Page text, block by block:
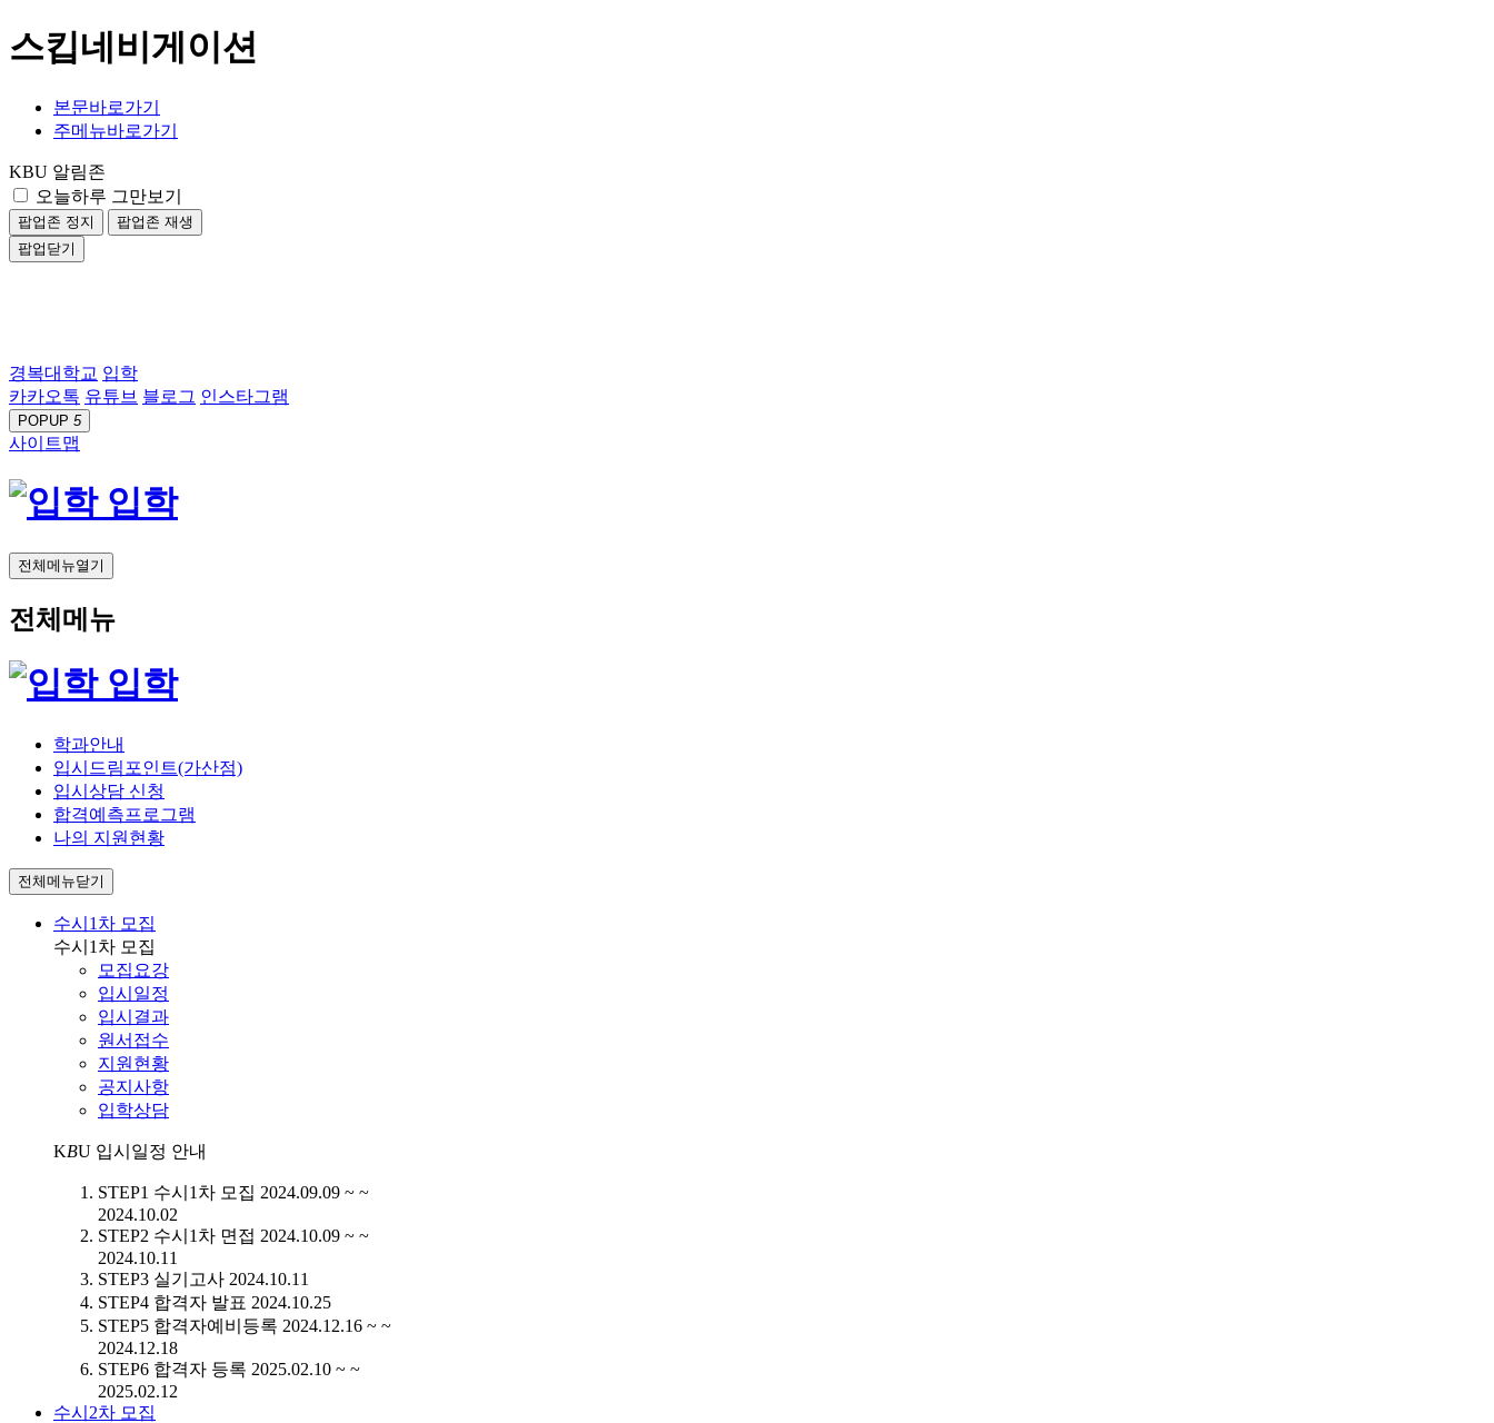
스킵네비게이션
본문바로가기
주메뉴바로가기
KBU 알림존
오늘하루 그만보기
팝업존 정지
팝업존 재생
팝업닫기
경복대학교 입학
카카오톡 유튜브 블로그 인스타그램
POPUP 5
사이트맵
입학
전체메뉴열기
전체메뉴
입학
학과안내
입시드림포인트(가산점)
입시상담 신청
합격예측프로그램
나의 지원현황
전체메뉴닫기
수시1차 모집
수시1차 모집
모집요강
입시일정
입시결과
원서접수
지원현황
공지사항
입학상담
KBU 입시일정 안내
STEP1 수시1차 모집 2024.09.09 ~ ~
2024.10.02
STEP2 수시1차 면접 2024.10.09 ~ ~
2024.10.11
STEP3 실기고사 2024.10.11
STEP4 합격자 발표 2024.10.25
STEP5 합격자예비등록 2024.12.16 ~ ~
2024.12.18
STEP6 합격자 등록 2025.02.10 ~ ~
2025.02.12
수시2차 모집